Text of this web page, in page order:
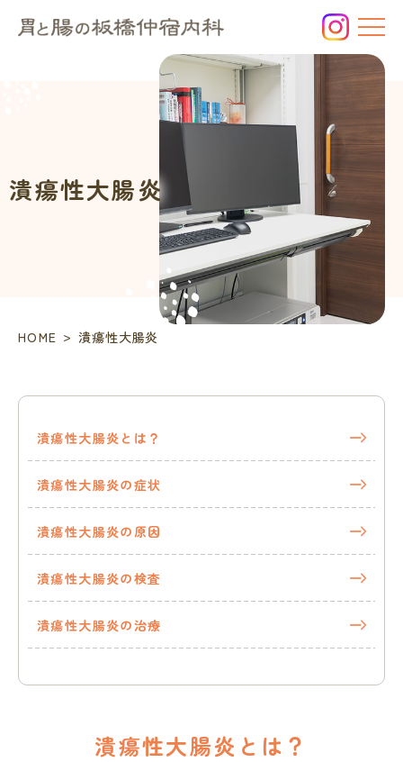
潰
橋
区
内
と
宿
潰瘍性大腸炎
HOME > 潰瘍性大腸炎
潰瘍性大腸炎とは？
潰瘍性大腸炎の症状
潰瘍性大腸炎の原因
潰瘍性大腸炎の検査
潰瘍性大腸炎の治療
潰瘍性大腸炎とは？